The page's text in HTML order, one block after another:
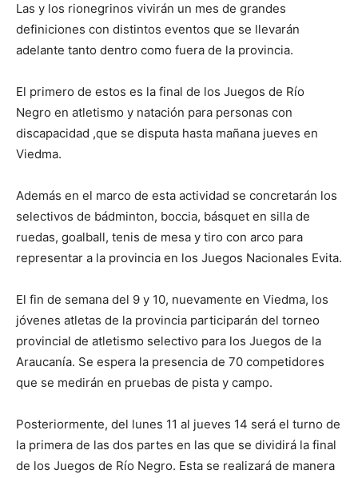
Las y los rionegrinos vivirán un mes de grandes
definiciones con distintos eventos que se llevarán
adelante tanto dentro como fuera de la provincia.
El primero de estos es la final de los Juegos de Río
Negro en atletismo y natación para personas con
discapacidad ,que se disputa hasta mañana jueves en
Viedma.
Además en el marco de esta actividad se concretarán los
selectivos de bádminton, boccia, básquet en silla de
ruedas, goalball, tenis de mesa y tiro con arco para
representar a la provincia en los Juegos Nacionales Evita.
El fin de semana del 9 y 10, nuevamente en Viedma, los
jóvenes atletas de la provincia participarán del torneo
provincial de atletismo selectivo para los Juegos de la
Araucanía. Se espera la presencia de 70 competidores
que se medirán en pruebas de pista y campo.
Posteriormente, del lunes 11 al jueves 14 será el turno de
la primera de las dos partes en las que se dividirá la final
de los Juegos de Río Negro. Esta se realizará de manera